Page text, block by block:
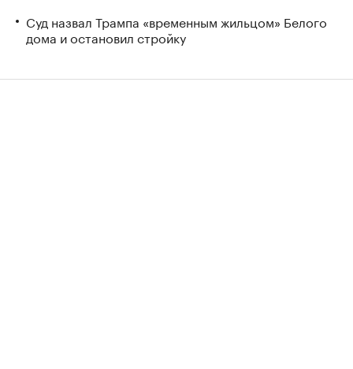
Суд назвал Трампа «временным жильцом» Белого
дома и остановил стройку